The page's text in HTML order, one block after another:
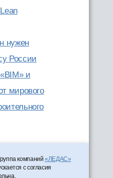
нужен
России
и
мирового
компаний«ЛЕДАС»
с согласия